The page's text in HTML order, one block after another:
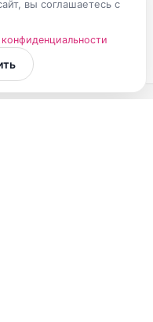
вы соглашаетесь с